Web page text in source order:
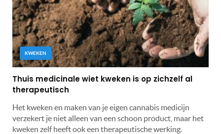
KWEKEN
Thuis medicinale wiet kweken is op zichzelf al
therapeutisch
Het kweken en maken van je eigen cannabis medicijn
verzekert je niet alleen van een schoon product, maar het
kweken zelf heeft ook een therapeutische werking.